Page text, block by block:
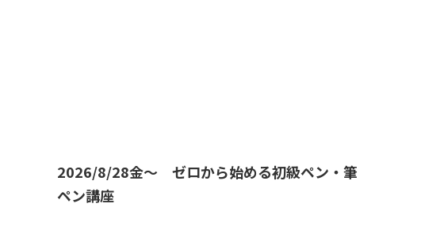
2026/8/28金～ ゼロから始める初級ペン・筆
ペン講座